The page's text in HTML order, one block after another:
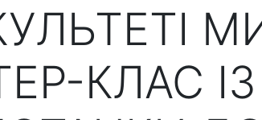
КЛАС